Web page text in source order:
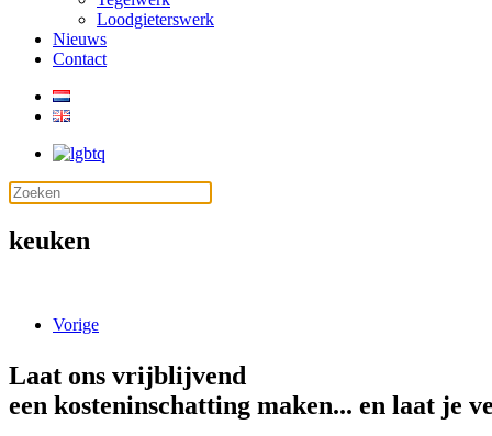
Loodgieterswerk
Nieuws
Contact
keuken
Vorige
Laat ons vrijblijvend
een kosteninschatting maken... en laat je